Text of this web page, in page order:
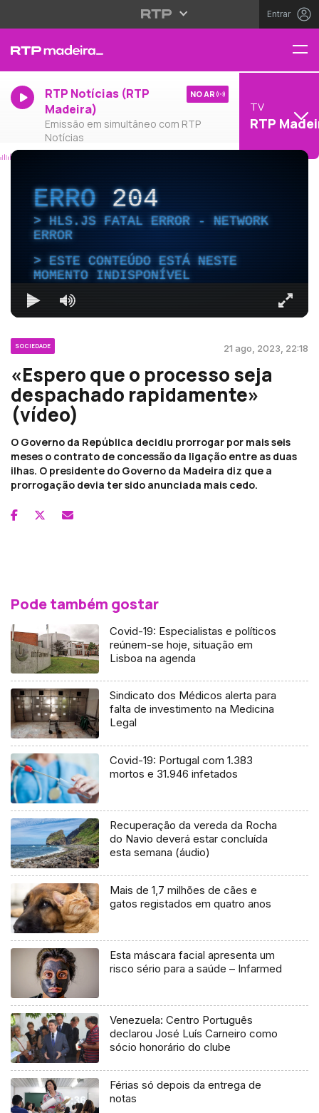
Entrar
RTP Notícias (RTP
Madeira)
Emissão em simultâneo com RTP
Notícias
NO AR
TV
RTP
ERRO204
HLS.JS FATAL ERROR - NETWORK
ERROR
ESTE CONTEÚDO ESTÁ NESTE
MOMENTO INDISPONÍVEL
SOCIEDADE 21 ago, 2023, 22:18
«Espero que o processo seja
despachado rapidamente»
(vídeo)
O Governo da República decidiu prorrogar por mais seis
meses o contrato de concessão da ligação entre as duas
ilhas. O presidente do Governo da Madeira diz que a
prorrogação devia ter sido anunciada mais cedo.
Pode também gostar
Covid-19: Especialistas e políticos
reúnem-se hoje, situação em
Lisboa na agenda
Sindicato dos Médicos alerta para
falta de investimento na Medicina
Legal
Covid-19: Portugal com 1.383
mortos e 31.946 infetados
Recuperação da vereda da Rocha
do Navio deverá estar concluída
esta semana (áudio)
Mais de 1,7 milhões de cães e
gatos registados em quatro anos
Esta máscara facial apresenta um
risco sério para a saúde – Infarmed
Venezuela: Centro Português
declarou José Luís Carneiro como
sócio honorário do clube
Férias só depois da entrega de
notas